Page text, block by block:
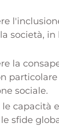
società, in
la
sociale.
le capacità
sfide